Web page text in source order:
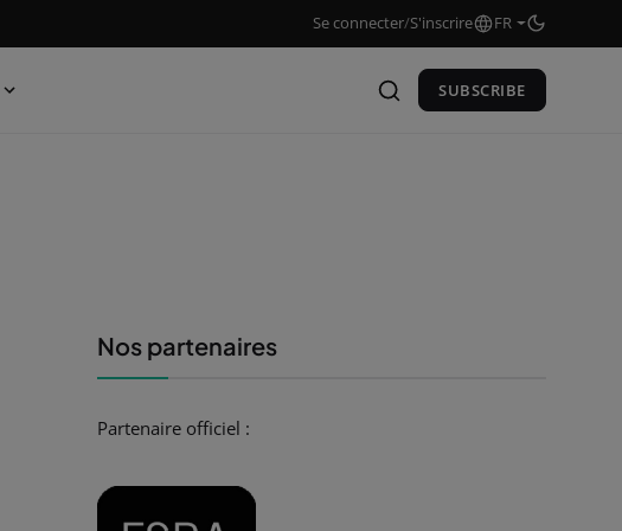
Se connecter/S'inscrire FR
SUBSCRIBE
Nos partenaires
Partenaire officiel :